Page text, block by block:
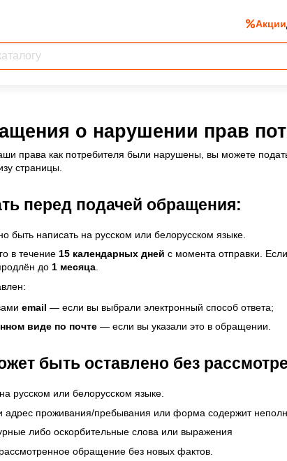
Акции
о нарушении прав
права как потребителя были нарушены, вы можете
страницы.
перед подачей обращения:
быть написать на русском или белорусском языке.
в течение 15 календарных дней с момента отправки.
до 1 месяца.
email — если вы выбрали электронный способ ответа;
виде по почте — если вы указали это в обращении.
быть оставлено без
русском или белорусском языке.
проживания/пребывания или форма содержит
либо оскорбительные слова или выражения
обращение без новых фактов.